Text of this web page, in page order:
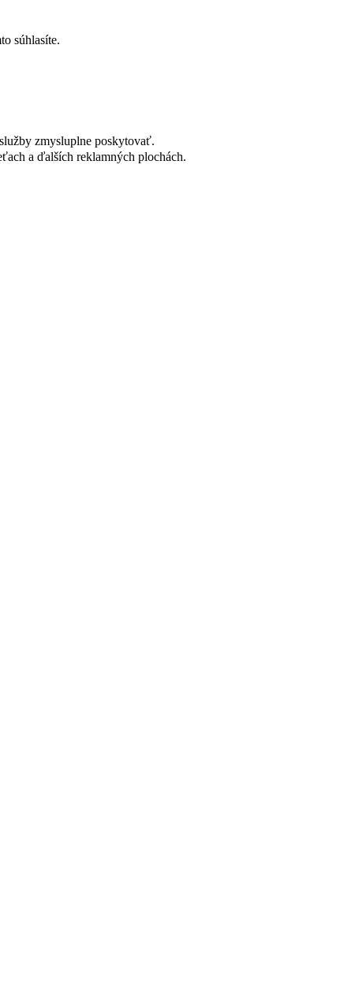
súhlasíte.
zmysluplne poskytovať.
a ďalších reklamných plochách.